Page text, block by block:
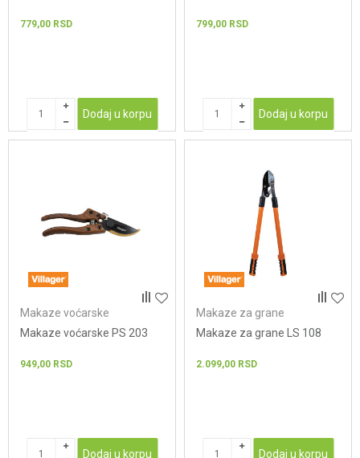
779,00 RSD
Dodaj u korpu
799,00 RSD
Dodaj u korpu
Makaze voćarske
Makaze voćarske PS 203
949,00 RSD
Dodaj u korpu
Makaze za grane
Makaze za grane LS 108
2.099,00 RSD
Dodaj u korpu